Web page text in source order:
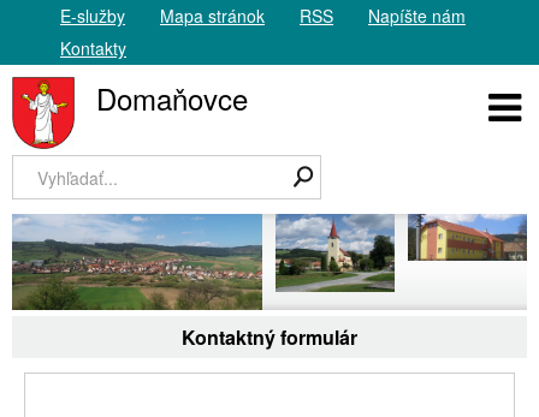
E-služby Mapa stránok RSS
Napíšte nám
Kontakty
Domaňovce
Kontaktný formulár